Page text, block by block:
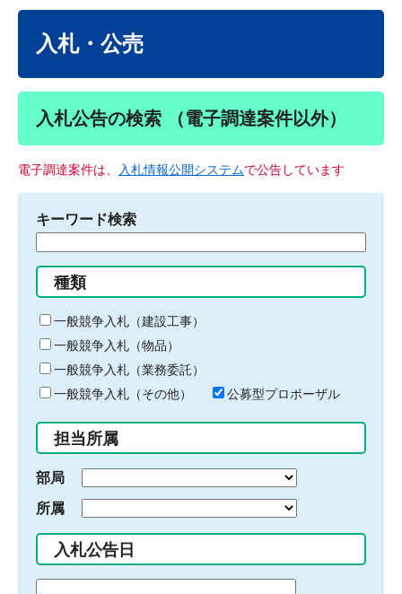
入札・公売
入札公告の検索 （電子調達案件以外）
電子調達案件は、 入札情報公開システムで公告しています
キーワード検索
る
キ
ー
ワ
ー
ド
入
力
種類
一般競争入札（建設工事）
一般競争入札（物品）
一般競争入札（業務委託）
一般競争入札（その他）
公募型プロポーザル
担当所属
部局
所属
入札公告日